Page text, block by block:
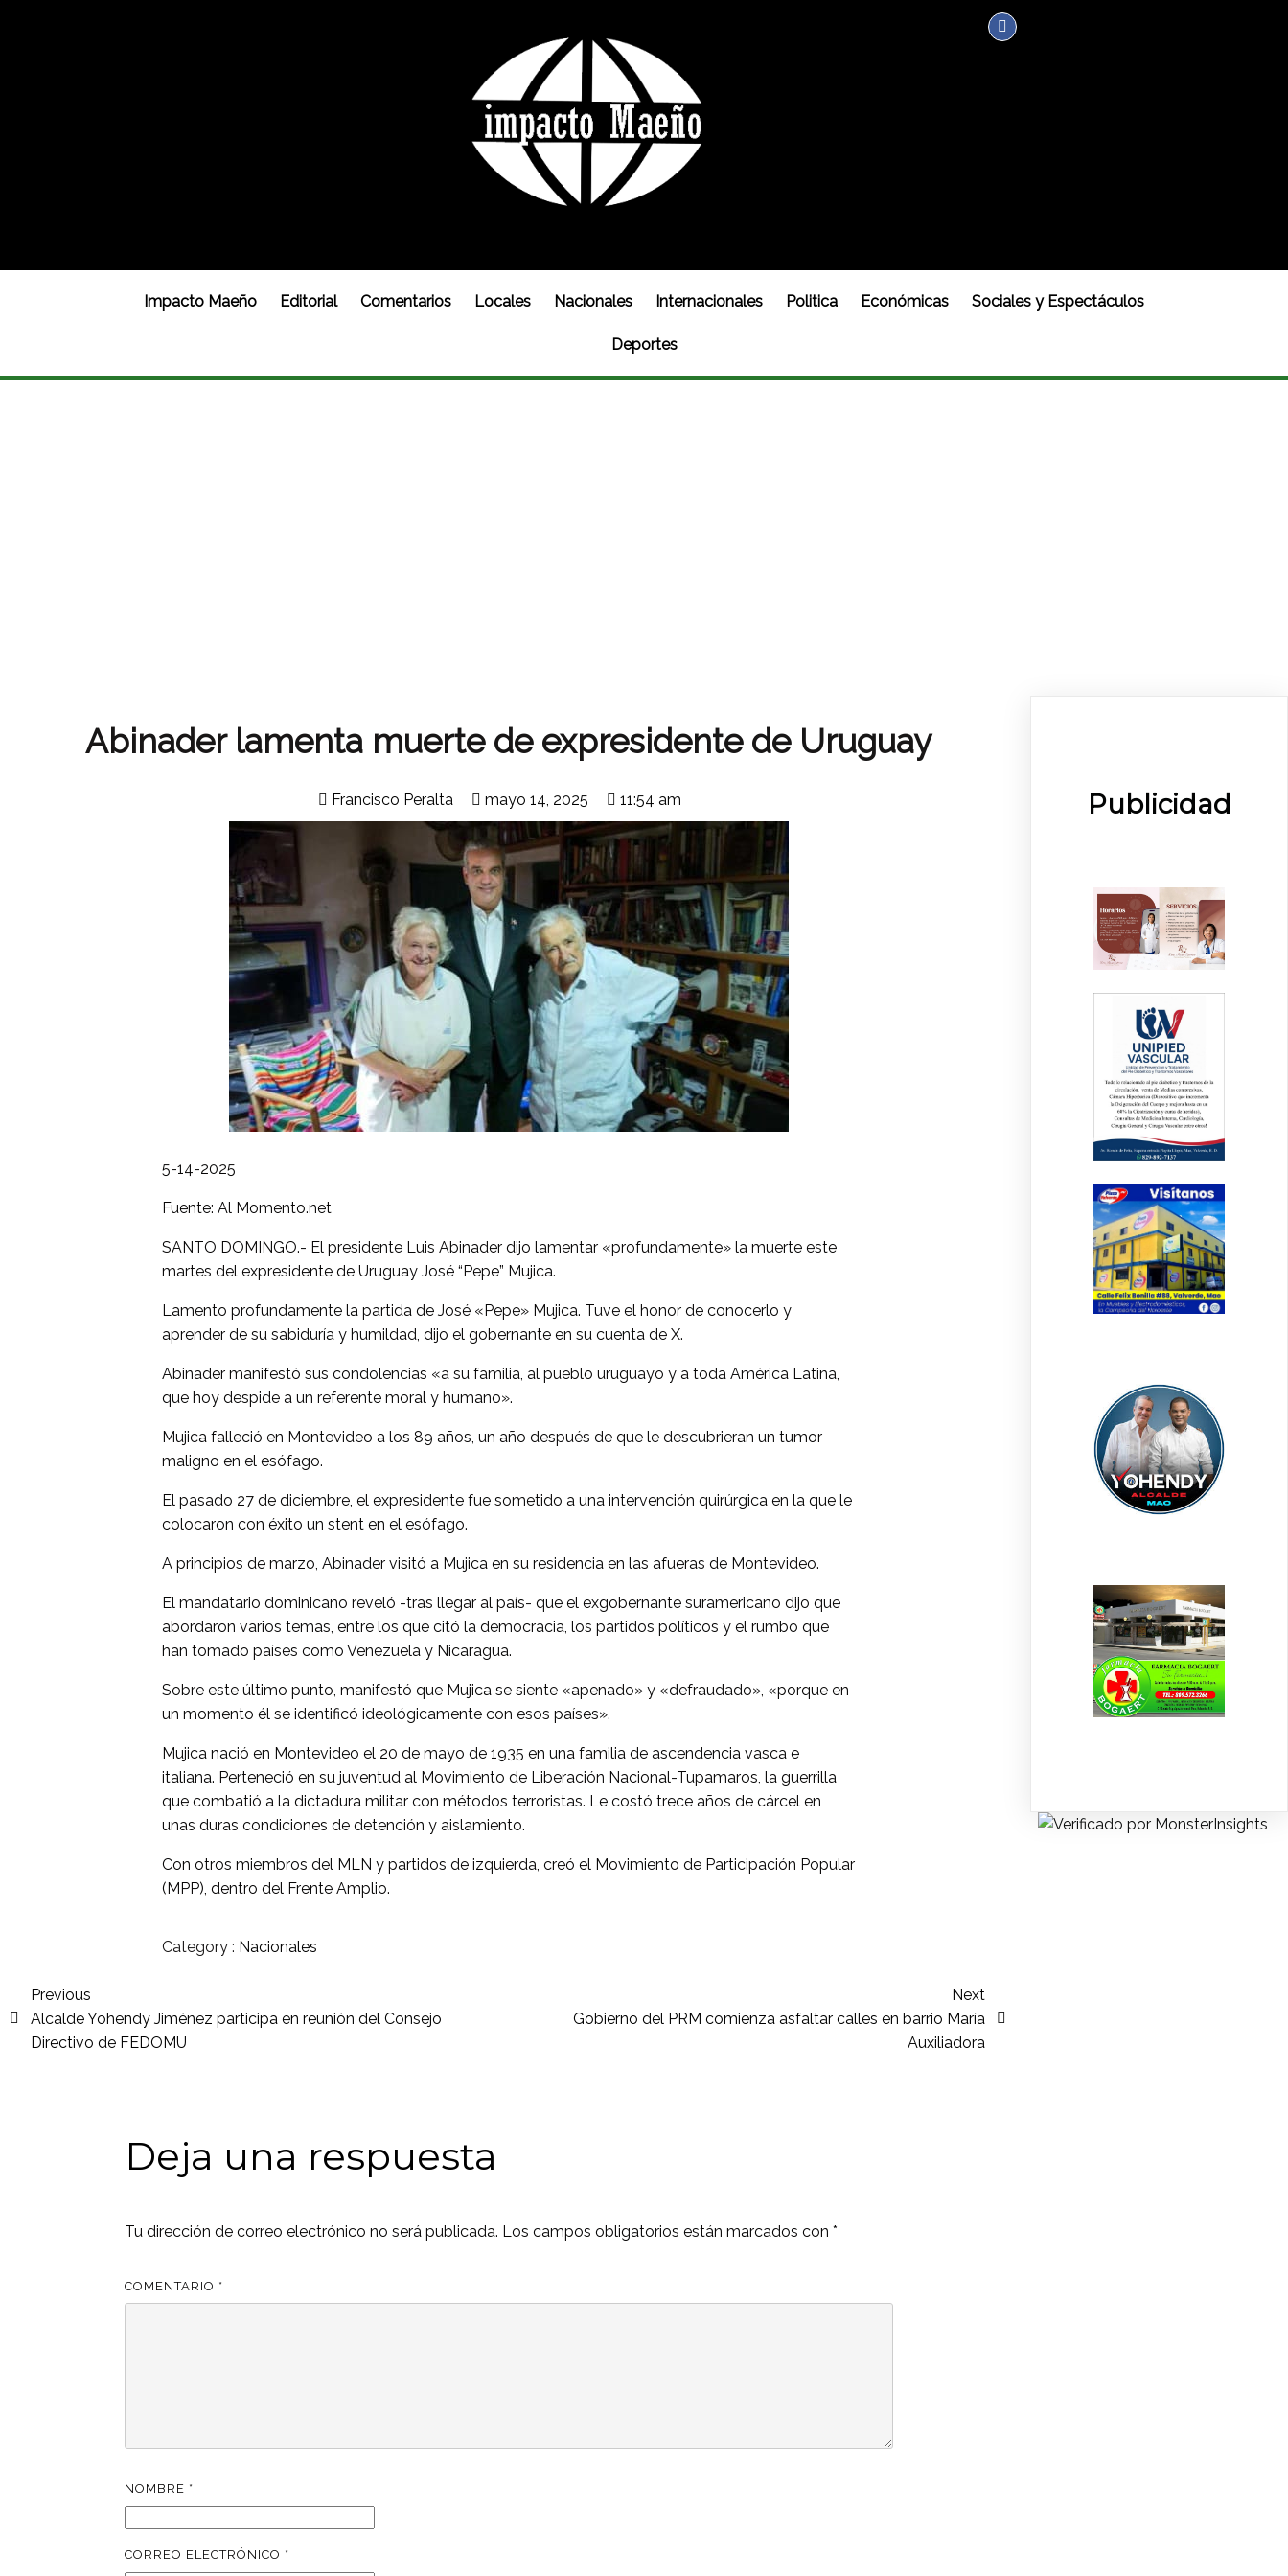
Impacto Maeño Editorial Comentarios Locales Nacionales Internacionales Politica Económicas Sociales y Espectáculos
Deportes
Abinader lamenta muerte de expresidente de Uruguay
Francisco Peralta mayo 14, 2025 11:54 am
5-14-2025
Fuente: Al Momento.net
SANTO DOMINGO.- El presidente Luis Abinader dijo lamentar «profundamente» la muerte este
martes del expresidente de Uruguay José “Pepe” Mujica.
Lamento profundamente la partida de José «Pepe» Mujica. Tuve el honor de conocerlo y
aprender de su sabiduría y humildad, dijo el gobernante en su cuenta de X.
Abinader manifestó sus condolencias «a su familia, al pueblo uruguayo y a toda América Latina,
que hoy despide a un referente moral y humano».
Mujica falleció en Montevideo a los 89 años, un año después de que le descubrieran un tumor
maligno en el esófago.
El pasado 27 de diciembre, el expresidente fue sometido a una intervención quirúrgica en la que le
colocaron con éxito un stent en el esófago.
A principios de marzo, Abinader visitó a Mujica en su residencia en las afueras de Montevideo.
El mandatario dominicano reveló -tras llegar al país- que el exgobernante suramericano dijo que
abordaron varios temas, entre los que citó la democracia, los partidos políticos y el rumbo que
han tomado países como Venezuela y Nicaragua.
Sobre este último punto, manifestó que Mujica se siente «apenado» y «defraudado», «porque en
un momento él se identificó ideológicamente con esos países».
Mujica nació en Montevideo el 20 de mayo de 1935 en una familia de ascendencia vasca e
italiana. Perteneció en su juventud al Movimiento de Liberación Nacional-Tupamaros, la guerrilla
que combatió a la dictadura militar con métodos terroristas. Le costó trece años de cárcel en
unas duras condiciones de detención y aislamiento.
Con otros miembros del MLN y partidos de izquierda, creó el Movimiento de Participación Popular
(MPP), dentro del Frente Amplio.
Category : Nacionales
Previous
Alcalde Yohendy Jiménez participa en reunión del Consejo
Directivo de FEDOMU
Next
Gobierno del PRM comienza asfaltar calles en barrio María
Auxiliadora
Deja una respuesta
Tu dirección de correo electrónico no será publicada. Los campos obligatorios están marcados con*
COMENTARIO *
NOMBRE *
CORREO ELECTRÓNICO *
Publicidad